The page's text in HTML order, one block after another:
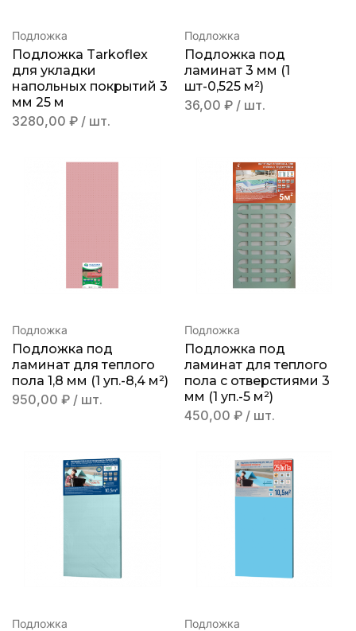
Подложка
Подложка Tarkoflex
для укладки
напольных покрытий 3
мм 25 м
3280,00 ₽ / шт.
Подложка
Подложка под
ламинат 3 мм (1
шт-0,525 м²)
36,00 ₽ / шт.
Подложка
Подложка под
ламинат для теплого
пола 1,8 мм (1 уп.-8,4 м²)
950,00 ₽ / шт.
Подложка
Подложка под
ламинат для теплого
пола с отверстиями 3
мм (1 уп.-5 м²)
450,00 ₽ / шт.
Подложка Подложка